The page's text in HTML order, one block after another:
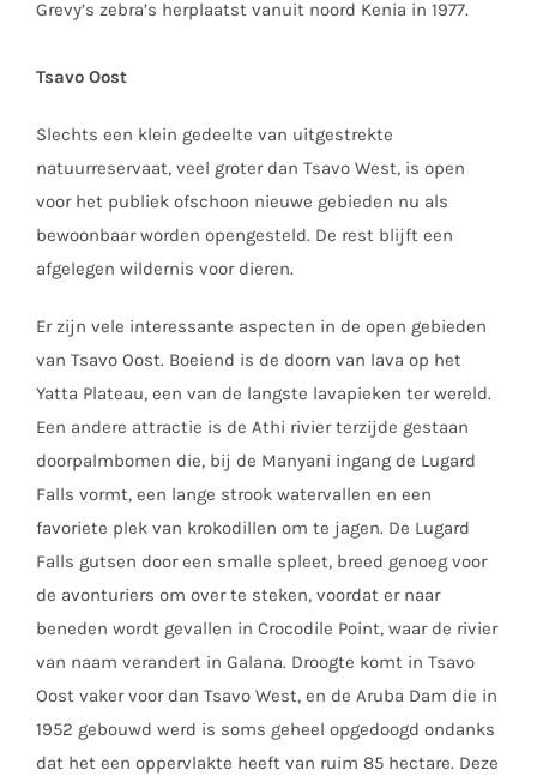
Grevy’s zebra’s herplaatst vanuit noord Kenia in 1977.
Tsavo Oost
Slechts een klein gedeelte van uitgestrekte
natuurreservaat, veel groter dan Tsavo West, is open
voor het publiek ofschoon nieuwe gebieden nu als
bewoonbaar worden opengesteld. De rest blijft een
afgelegen wildernis voor dieren.
Er zijn vele interessante aspecten in de open gebieden
van Tsavo Oost. Boeiend is de doorn van lava op het
Yatta Plateau, een van de langste lavapieken ter wereld.
Een andere attractie is de Athi rivier terzijde gestaan
doorpalmbomen die, bij de Manyani ingang de Lugard
Falls vormt, een lange strook watervallen en een
favoriete plek van krokodillen om te jagen. De Lugard
Falls gutsen door een smalle spleet, breed genoeg voor
de avonturiers om over te steken, voordat er naar
beneden wordt gevallen in Crocodile Point, waar de rivier
van naam verandert in Galana. Droogte komt in Tsavo
Oost vaker voor dan Tsavo West, en de Aruba Dam die in
1952 gebouwd werd is soms geheel opgedoogd ondanks
dat het een oppervlakte heeft van ruim 85 hectare. Deze